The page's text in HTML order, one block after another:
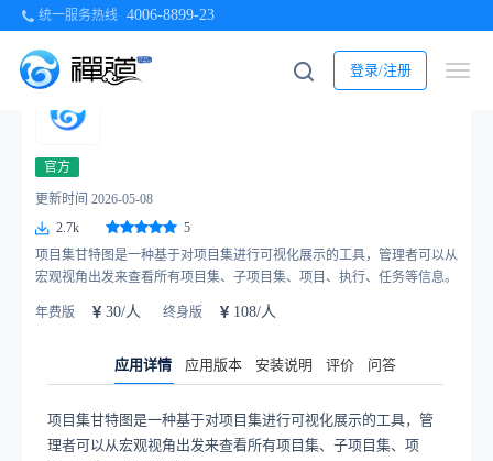
统一服务热线 4006-8899-23
登录/注册
项目集甘特图 1.9
官方
更新时间 2026-05-08
2.7k
5
项目集甘特图是一种基于对项目集进行可视化展示的工具，管理者可以从
宏观视角出发来查看所有项目集、子项目集、项目、执行、任务等信息。
年费版 30/人 终身版 108/人
应用详情 应用版本 安装说明 评价 问答
项目集甘特图是一种基于对项目集进行可视化展示的工具，管
理者可以从宏观视角出发来查看所有项目集、子项目集、项